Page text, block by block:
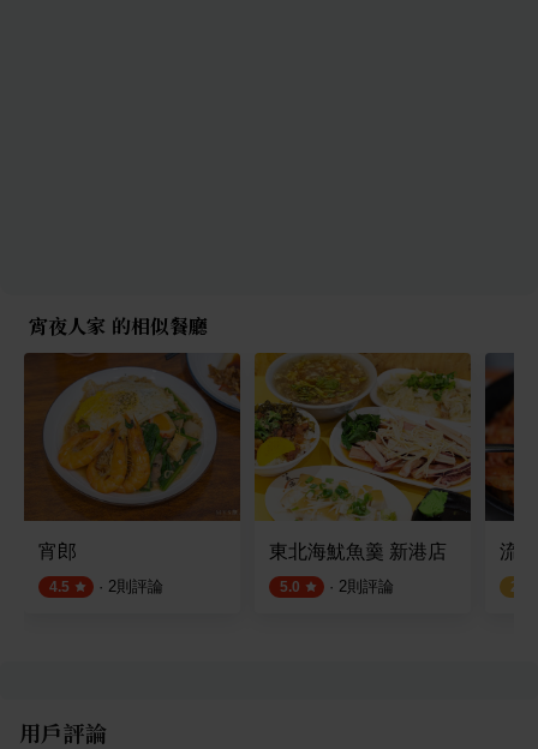
宵夜人家 的相似餐廳
宵郎
4.5 · 2則評論
東北海魷魚羹 新港店
5.0 · 2則評論
流
2.8
用戶評論